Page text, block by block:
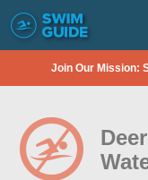
Join Our Mission: